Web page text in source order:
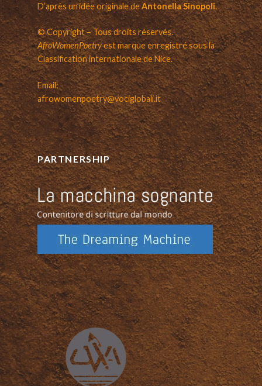
D’après un’idée originale deAntonella Sinopoli.
© Copyright – Tous droits réservés.
AfroWomenPoetryest marque enregistré sous la
Classification internationale de Nice.
Email:
afrowomenpoetry@vociglobali.it
PARTNERSHIP